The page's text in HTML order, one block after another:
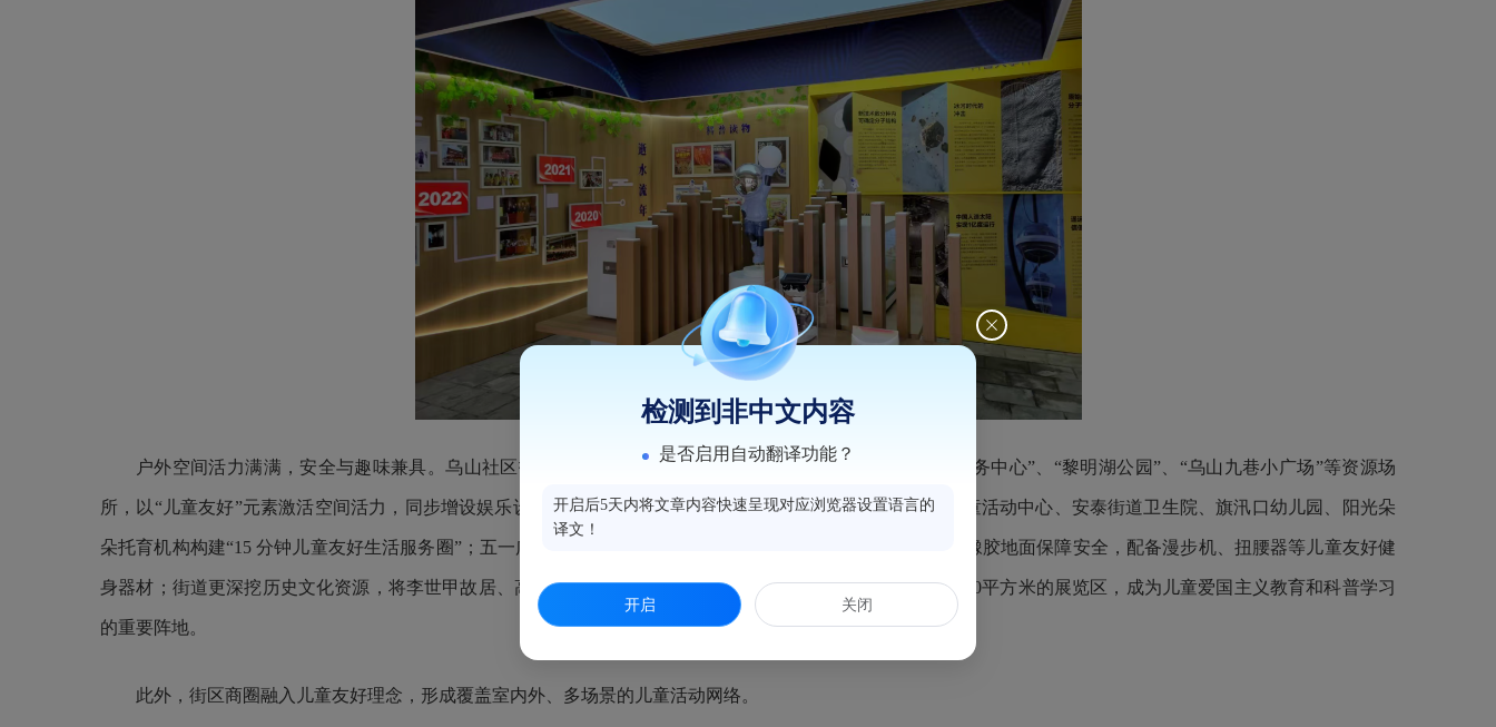
户外空间活力满满，安全与趣味兼具。乌山社区打造100平方米户外儿童娱乐空间，利用辖区“网格党群服务中心”、“黎明湖公园”、“乌山九巷小广场”等资源场
所，以“儿童友好”元素激活空间活力，同步增设娱乐设施、危险提示标识系统和休憩遮阳设施，联动省妇女儿童活动中心、安泰街道卫生院、旗汛口幼儿园、阳光朵
朵托育机构构建“15 分钟儿童友好生活服务圈”；五一广场社区对五一广场公共空间进行适儿化改造，采用柔软橡胶地面保障安全，配备漫步机、扭腰器等儿童友好健
身器材；街道更深挖历史文化资源，将李世甲故居、高士其故居等打造为特色儿童空间，其中高士其故居近1000平方米的展览区，成为儿童爱国主义教育和科普学习
的重要阵地。
此外，街区商圈融入儿童友好理念，形成覆盖室内外、多场景的儿童活动网络。
检测到非中文内容
是否启用自动翻译功能？
开启后5天内将文章内容快速呈现对应浏览器设置语言的
译文！
开启 关闭